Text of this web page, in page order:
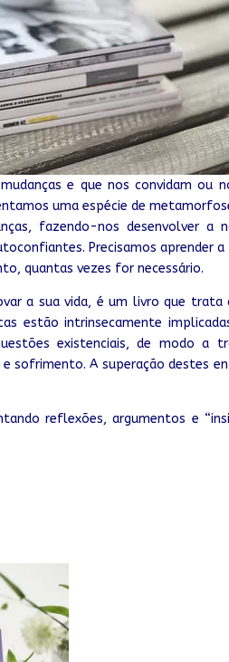
e que nos convidam ou
uma espécie de
fazendo-nos desenvolver a
Precisamos aprender
quantas vezes for necessário.
a sua vida, é um livro que
estão intrinsecamente
existenciais, de modo a
sofrimento. A superação destes
reflexões, argumentos e